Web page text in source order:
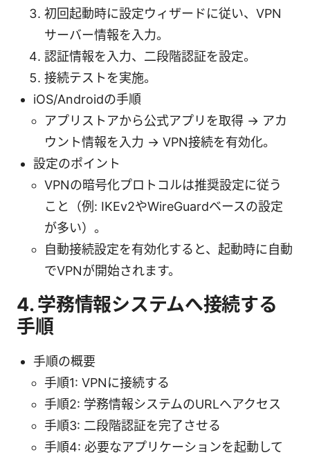
初回起動時に設定ウィザードに従い、VPN
サーバー情報を入力。
認証情報を入力、二段階認証を設定。
接続テストを実施。
iOS/Androidの手順
アプリストアから公式アプリを取得 → アカ
ウント情報を入力 → VPN接続を有効化。
設定のポイント
VPNの暗号化プロトコルは推奨設定に従う
こと（例: IKEv2やWireGuardベースの設定
が多い）。
自動接続設定を有効化すると、起動時に自動
でVPNが開始されます。
4. 学務情報システムへ接続する
手順
手順の概要
手順1: VPNに接続する
手順2: 学務情報システムのURLへアクセス
手順3: 二段階認証を完了させる
手順4: 必要なアプリケーションを起動して